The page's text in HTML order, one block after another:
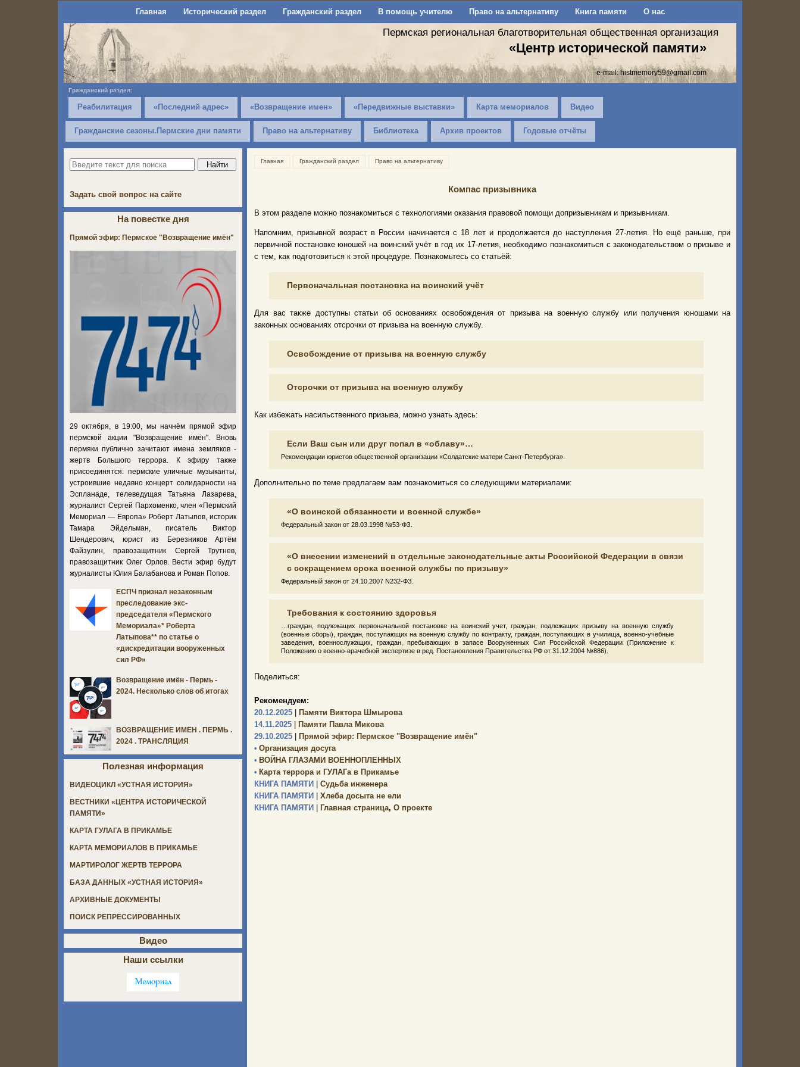
Главная Исторический раздел Гражданский раздел В помощь учителю Право на альтернативу Книга памяти О нас
Пермская региональная благотворительная общественная организация
«Центр исторической памяти»
e-mail:histmemory59@gmail.com
Гражданский раздел:
Реабилитация «Последний адрес» «Возвращение имен» «Передвижные выставки» Карта мемориалов Видео
Гражданские сезоны.Пермские дни памяти Право на альтернативу Библиотека Архив проектов Годовые отчёты
Главная Гражданский раздел Право на альтернативу
Компас призывника
В этом разделе можно познакомиться с технологиями оказания правовой помощи допризывникам и призывникам.
Напомним, призывной возраст в России начинается с 18 лет и продолжается до наступления 27-летия. Но ещё раньше, при
первичной постановке юношей на воинский учёт в год их 17-летия, необходимо познакомиться с законодательством о призыве и
с тем, как подготовиться к этой процедуре. Познакомьтесь со статьёй:
Первоначальная постановка на воинский учёт
Для вас также доступны статьи об основаниях освобождения от призыва на военную службу или получения юношами на
законных основаниях отсрочки от призыва на военную службу.
Освобождение от призыва на военную службу
Отсрочки от призыва на военную службу
Как избежать насильственного призыва, можно узнать здесь:
Если Ваш сын или друг попал в «облаву»…
Рекомендации юристов общественной организации «Солдатские матери Санкт-Петербурга».
Дополнительно по теме предлагаем вам познакомиться со следующими материалами:
«О воинской обязанности и военной службе»
Федеральный закон от 28.03.1998 №53-ФЗ.
«О внесении изменений в отдельные законодательные акты Российской Федерации в связи
с сокращением срока военной службы по призыву»
Федеральный закон от 24.10.2007 N232-ФЗ.
Требования к состоянию здоровья
…граждан, подлежащих первоначальной постановке на воинский учет, граждан, подлежащих призыву на военную службу
(военные сборы), граждан, поступающих на военную службу по контракту, граждан, поступающих в училища, военно-учебные
заведения, военнослужащих, граждан, пребывающих в запасе Вооруженных Сил Российской Федерации (Приложение к
Положению о военно-врачебной экспертизе в ред. Постановления Правительства РФ от 31.12.2004 №886).
Поделиться:
Рекомендуем:
20.12.2025
Памяти Виктора Шмырова
14.11.2025
Памяти Павла Микова
29.10.2025
Прямой эфир: Пермское "Возвращение имён"
• Организация досуга
• ВОЙНА ГЛАЗАМИ ВОЕННОПЛЕННЫХ
• Карта террора и ГУЛАГа в Прикамье
КНИГА ПАМЯТИ
Судьба инженера
КНИГА ПАМЯТИ
Хлеба досыта не ели
КНИГА ПАМЯТИ
Главная страница, О проекте
Задать свой вопрос на сайте
На повестке дня
Прямой эфир: Пермское "Возвращение имён"
29 октября, в 19:00, мы начнём прямой эфир
пермской акции "Возвращение имён". Вновь
пермяки публично зачитают имена земляков -
жертв Большого террора. К эфиру также
присоединятся: пермские уличные музыканты,
устроившие недавно концерт солидарности на
Эспланаде, телеведущая Татьяна Лазарева,
журналист Сергей Пархоменко, член «Пермский
Мемориал — Европа» Роберт Латыпов, историк
Тамара Эйдельман, писатель Виктор
Шендерович, юрист из Березников Артём
Файзулин, правозащитник Сергей Трутнев,
правозащитник Олег Орлов. Вести эфир будут
журналисты Юлия Балабанова и Роман Попов.
ЕСПЧ признал незаконным
преследование экс-
председателя «Пермского
Мемориала»* Роберта
Латыпова** по статье о
«дискредитации вооруженных
сил РФ»
Возвращение имён - Пермь -
2024. Несколько слов об итогах
ВОЗВРАЩЕНИЕ ИМЁН . ПЕРМЬ .
2024 . ТРАНСЛЯЦИЯ
Полезная информация
ВИДЕОЦИКЛ «УСТНАЯ ИСТОРИЯ»
ВЕСТНИКИ «ЦЕНТРА ИСТОРИЧЕСКОЙ
ПАМЯТИ»
КАРТА ГУЛАГА В ПРИКАМЬЕ
КАРТА МЕМОРИАЛОВ В ПРИКАМЬЕ
МАРТИРОЛОГ ЖЕРТВ ТЕРРОРА
БАЗА ДАННЫХ «УСТНАЯ ИСТОРИЯ»
АРХИВНЫЕ ДОКУМЕНТЫ
ПОИСК РЕПРЕССИРОВАННЫХ
Видео
Наши ссылки